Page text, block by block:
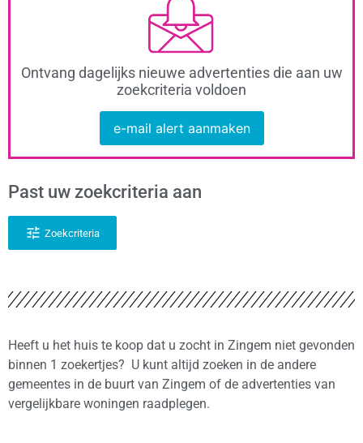
Ontvang dagelijks nieuwe advertenties die aan uw
zoekcriteria voldoen
e-mail alert aanmaken
Past uw zoekcriteria aan
Zoekcriteria
Heeft u het huis te koop dat u zocht in Zingem niet gevonden
binnen 1 zoekertjes? U kunt altijd zoeken in de andere
gemeentes in de buurt van Zingem of de advertenties van
vergelijkbare woningen raadplegen.